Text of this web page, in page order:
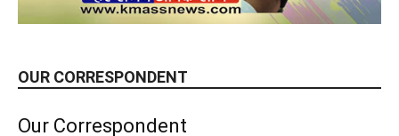
OUR CORRESPONDENT
Our Correspondent